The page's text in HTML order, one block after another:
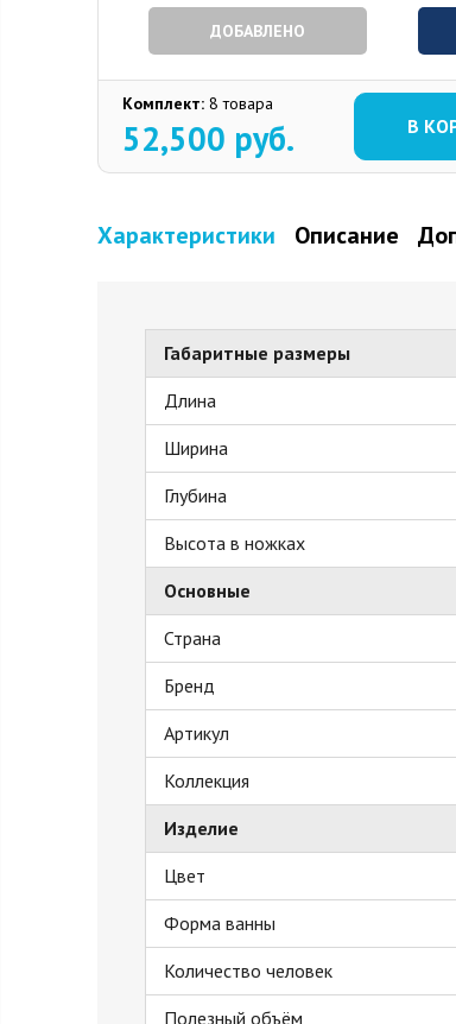
ДОБАВЛЕНО
Комплект: 8 товара
52,500 руб. В
Характеристики Описание
Габаритные размеры
Длина
Ширина
Глубина
Высота в ножках
Основные
Страна
Бренд
Артикул
Коллекция
Изделие
Цвет
Форма ванны
Количество человек
Полезный объём